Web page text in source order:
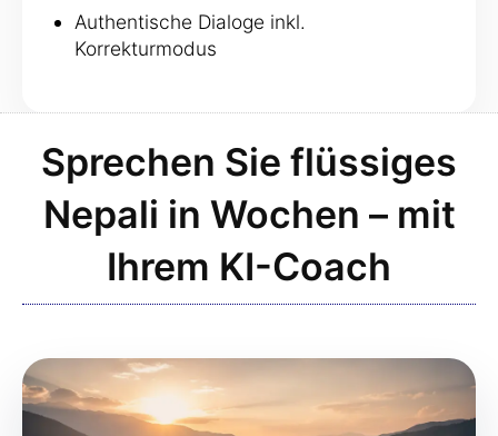
Authentische Dialoge inkl.
Korrekturmodus
Sprechen Sie flüssiges
Nepali in Wochen – mit
Ihrem KI-Coach